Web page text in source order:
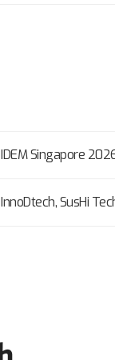
IDEM Singapore 2026
InnoDtech, SusHi